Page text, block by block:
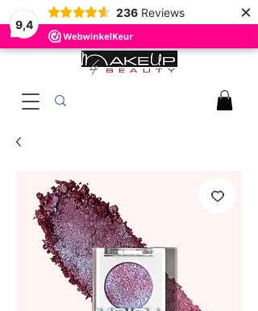
9,4
236 Reviews ×